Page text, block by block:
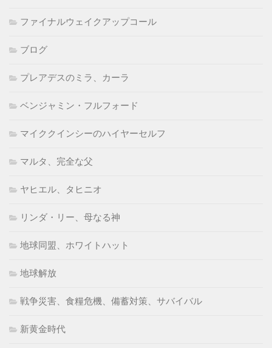
ファイナルウェイクアップコール
ブログ
プレアデスのミラ、カーラ
ベンジャミン・フルフォード
マイククインシーのハイヤーセルフ
マルタ、完全な父
ヤヒエル、タヒニオ
リンダ・リー、母なる神
地球同盟、ホワイトハット
地球解放
戦争災害、食糧危機、備蓄対策、サバイバル
新黄金時代